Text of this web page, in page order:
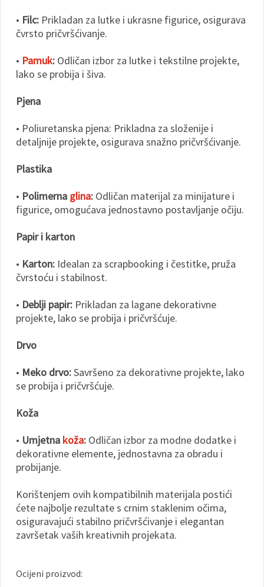
• Filc: Prikladan za lutke i ukrasne figurice, osigurava
čvrsto pričvršćivanje.
• Pamuk: Odličan izbor za lutke i tekstilne projekte,
lako se probija i šiva.
Pjena
• Poliuretanska pjena: Prikladna za složenije i
detaljnije projekte, osigurava snažno pričvršćivanje.
Plastika
• Polimerna glina: Odličan materijal za minijature i
figurice, omogućava jednostavno postavljanje očiju.
Papir i karton
• Karton: Idealan za scrapbooking i čestitke, pruža
čvrstoću i stabilnost.
• Deblji papir: Prikladan za lagane dekorativne
projekte, lako se probija i pričvršćuje.
Drvo
• Meko drvo:Savršeno za dekorativne projekte, lako
se probija i pričvršćuje.
Koža
• Umjetna koža: Odličan izbor za modne dodatke i
dekorativne elemente, jednostavna za obradu i
probijanje.
Korištenjem ovih kompatibilnih materijala postići
ćete najbolje rezultate s crnim staklenim očima,
osiguravajući stabilno pričvršćivanje i elegantan
završetak vaših kreativnih projekata.
Ocijeni proizvod: